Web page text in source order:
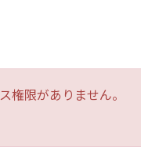
権限がありません。